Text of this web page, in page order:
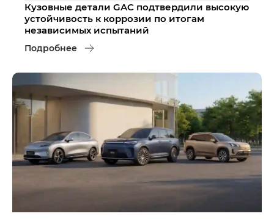
Кузовные детали GAC подтвердили высокую
устойчивость к коррозии по итогам
независимых испытаний
Подробнее